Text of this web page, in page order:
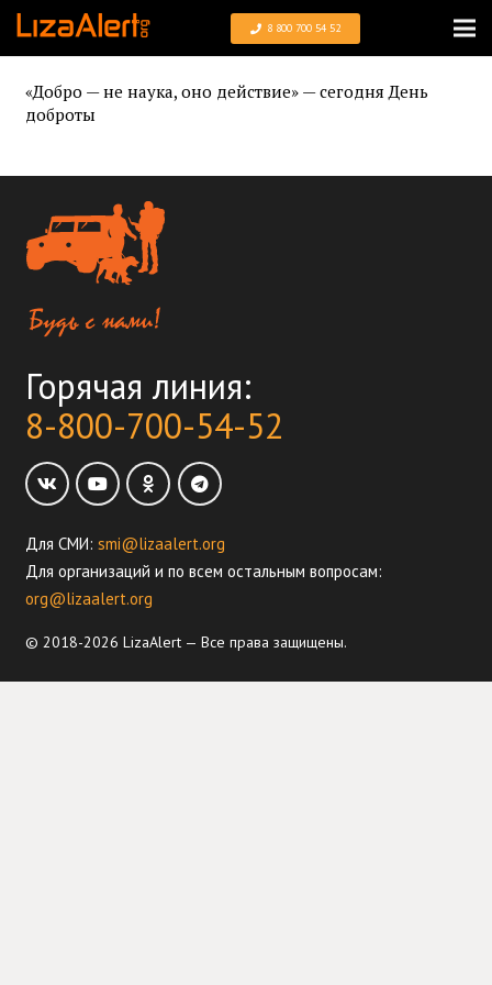
8 800 700 54 52
«Добро — не наука, оно действие» — сегодня День
доброты
Горячая линия:
8-800-700-54-52
Для СМИ: smi@lizaalert.org
Для организаций и по всем остальным вопросам:
org@lizaalert.org
© 2018-2026 LizaAlert — Все права защищены.